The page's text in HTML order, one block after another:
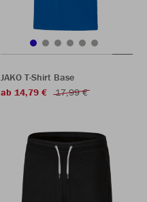
JAKO T-Shirt Base
ab 14,79 €
17,99 €